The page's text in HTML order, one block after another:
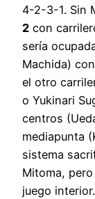
4-2-3-1. Sin
2 con
sería
Machida)
el otro
o Yukinari
centros
mediapunta
sistema
Mitoma,
juego